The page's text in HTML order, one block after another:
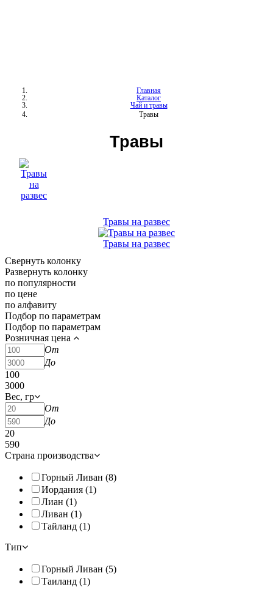
Главная
Каталог
Чай и травы
Травы
Травы
Травы на развес
Травы на развес
Свернуть колонку
Развернуть колонку
по популярности
по цене
по алфавиту
Подбор по параметрам
Подбор по параметрам
Розничная цена
От
До
100
3000
Вес, гр
От
До
20
590
Страна производства
Горный Ливан (8)
Иордания (1)
Лиан (1)
Ливан (1)
Тайланд (1)
Тип
Горный Ливан (5)
Таиланд (1)